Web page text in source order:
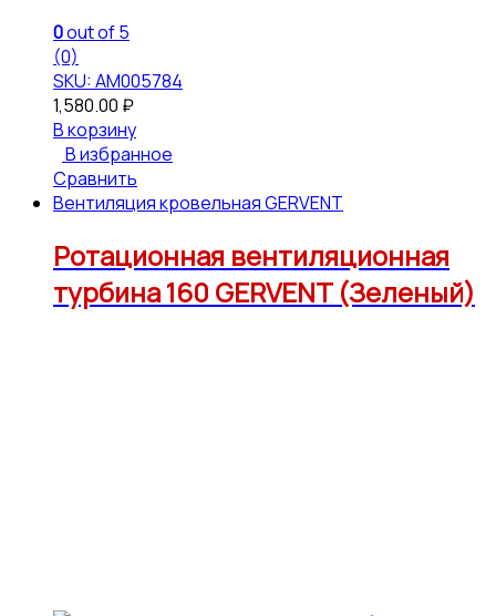
0out of 5
(0)
SKU: АМ005784
1,580.00 ₽
В корзину
В избранное
Сравнить
Вентиляция кровельная GERVENT
Ротационная вентиляционная
турбина 160 GERVENT (Зеленый)